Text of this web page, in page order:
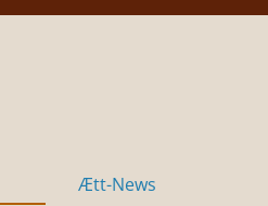
Ætt-News